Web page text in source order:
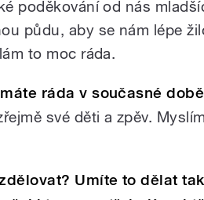
poděkování od nás
půdu, aby se nám lépe
to moc ráda.
ráda v současné
své děti a zpěv.
Umíte to dělat